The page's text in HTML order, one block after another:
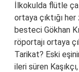
İlkokulda flütle
ortaya çıktığı
besteci Gökhan
röportajı ortaya
Tarikat? Eski
ileri süren